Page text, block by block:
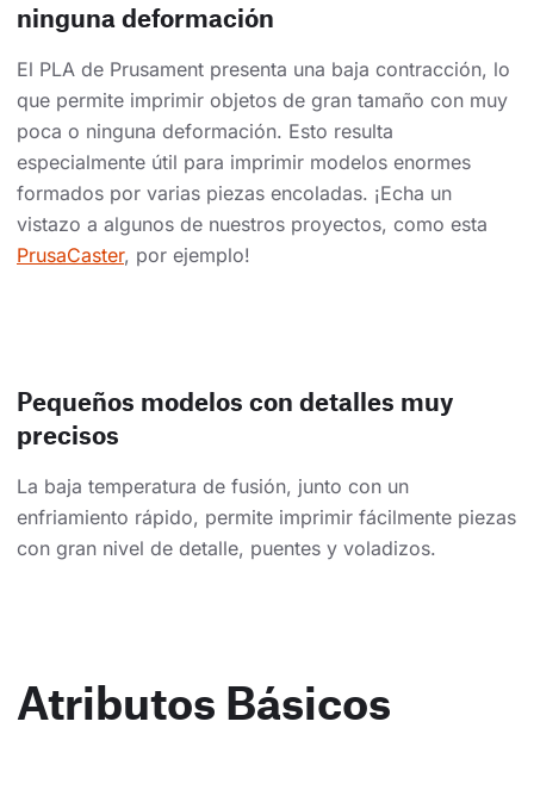
ninguna deformación
El PLA de Prusament presenta una baja contracción, lo
que permite imprimir objetos de gran tamaño con muy
poca o ninguna deformación. Esto resulta
especialmente útil para imprimir modelos enormes
formados por varias piezas encoladas. ¡Echa un
vistazo a algunos de nuestros proyectos, como esta
PrusaCaster, por ejemplo!
Pequeños modelos con detalles muy
precisos
La baja temperatura de fusión, junto con un
enfriamiento rápido, permite imprimir fácilmente piezas
con gran nivel de detalle, puentes y voladizos.
Atributos Básicos